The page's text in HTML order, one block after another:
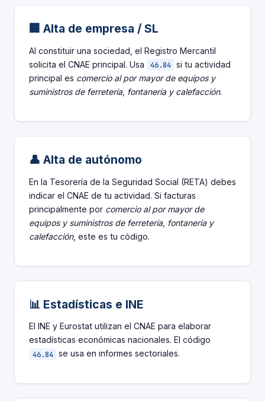
🏢 Alta de empresa / SL
Al constituir una sociedad, el Registro Mercantil
solicita el CNAE principal. Usa
46.84 si tu actividad
principal es comercio al por mayor de equipos y
suministros de ferretería, fontanería y calefacción.
👤 Alta de autónomo
En la Tesorería de la Seguridad Social (RETA) debes
indicar el CNAE de tu actividad. Si facturas
principalmente por comercio al por mayor de
equipos y suministros de ferretería, fontanería y
calefacción, este es tu código.
📊 Estadísticas e INE
El INE y Eurostat utilizan el CNAE para elaborar
estadísticas económicas nacionales. El código
46.84 se usa en informes sectoriales.